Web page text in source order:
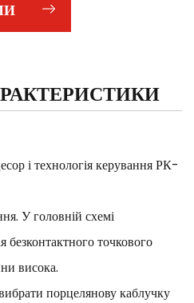
і технологія керування РК-
У головній схемі
безконтактного точкового
висока.
порцелянову каблучку